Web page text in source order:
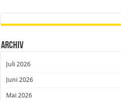
Archiv
Juli 2026
Juni 2026
Mai 2026